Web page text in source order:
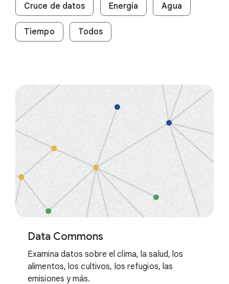
Cruce de datos Energía Agua
Tiempo Todos
Data Commons
Examina datos sobre el clima, la salud, los
alimentos, los cultivos, los refugios, las
emisiones y más.